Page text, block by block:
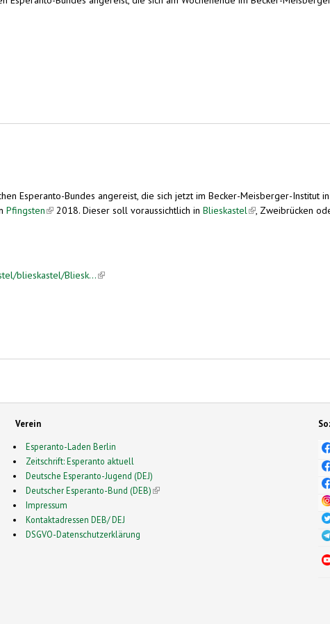
in der Region?
Esperanto-Bundes angereist, die sich jetzt im Becker-Meisberger-Institut in
Pfingsten(link is external)
2018. Dieser soll voraussichtlich in Blieskastel(link is external)
, Zweibrücken
blieskastel/Bliesk...(link is external)
Verein
Esperanto-Laden Berlin
Zeitschrift: Esperanto aktuell
Deutsche Esperanto-Jugend (DEJ)
Deutscher Esperanto-Bund (DEB)(link is external)
Impressum
Kontaktadressen DEB/ DEJ
DSGVO-Datenschutzerklärung